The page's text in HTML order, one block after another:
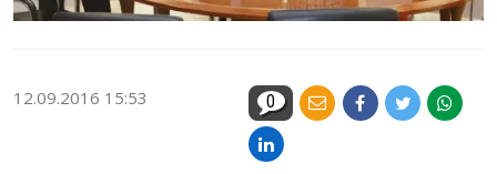
12.09.2016 15:53 0